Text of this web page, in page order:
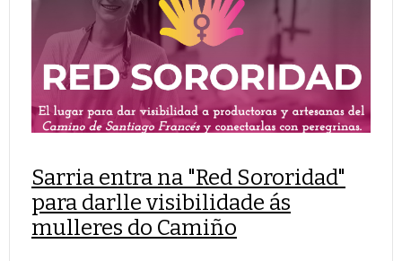
Sarria entra na "Red Sororidad"
para darlle visibilidade ás
mulleres do Camiño